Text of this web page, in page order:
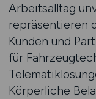
Arbeitsalltag
repräsentieren
Kunden und
für
Körperliche